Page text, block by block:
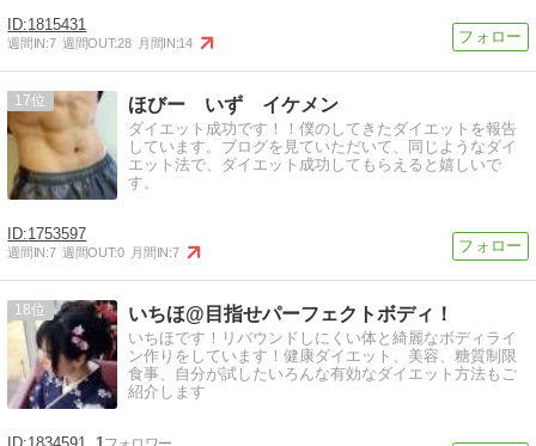
1815431
週間IN:7 週間OUT:28 月間IN:14
17 ほびー いず イケメン
ダイエット成功です！！僕のしてきたダイエットを報告
しています。ブログを見ていただいて、同じようなダイ
エット法で、ダイエット成功してもらえると嬉しいで
す。
1753597
週間IN:7 週間OUT:0 月間IN:7
18 いちほ@目指せパーフェクトボディ！
いちほです！リバウンドしにくい体と綺麗なボディライ
ン作りをしています！健康ダイエット、美容、糖質制限
食事、自分が試したいろんな有効なダイエット方法もご
紹介します